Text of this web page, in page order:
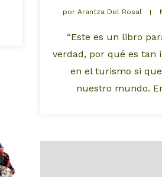
por Arantza Del Rosal
“Este es un libro
verdad, por qué es tan
en el turismo si
nuestro mundo.